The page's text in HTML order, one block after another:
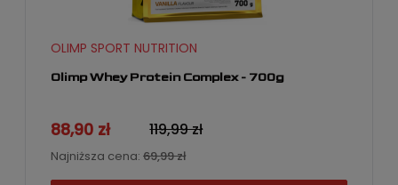
Olimp Whey Protein Complex - 700g
OLIMP SPORT NUTRITION
88,90 zł 119,99 zł
Najniższa cena: 69,99 zł